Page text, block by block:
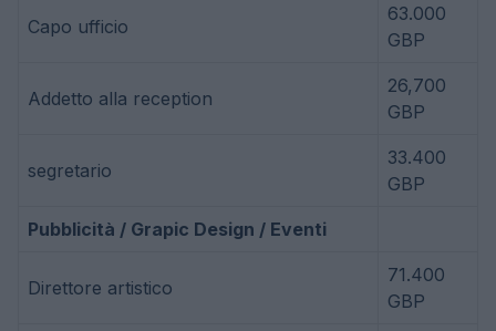
Capo ufficio
63.000
GBP
Addetto alla reception
26,700
GBP
segretario
33.400
GBP
Pubblicità / Grapic Design / Eventi
Direttore artistico
71.400
GBP